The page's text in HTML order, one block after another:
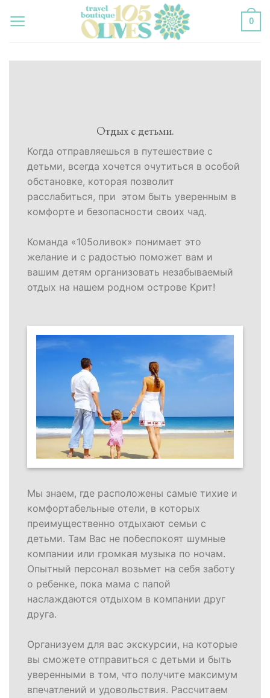
0
Отдых с детьми.
Когда отправляешься в путешествие с
детьми, всегда хочется очутиться в особой
обстановке, которая позволит
расслабиться, при этом быть уверенным в
комфорте и безопасности своих чад.
Команда «105оливок» понимает это
желание и с радостью поможет вам и
вашим детям организовать незабываемый
отдых на нашем родном острове Крит!
Мы знаем, где расположены самые тихие и
комфортабельные отели, в которых
преимущественно отдыхают семьи с
детьми. Там Вас не побеспокоят шумные
компании или громкая музыка по ночам.
Опытный персонал возьмет на себя заботу
о ребенке, пока мама с папой
наслаждаются отдыхом в компании друг
друга.
Организуем для вас экскурсии, на которые
вы сможете отправиться с детьми и быть
уверенными в том, что получите максимум
впечатлений и удовольствия. Рассчитаем